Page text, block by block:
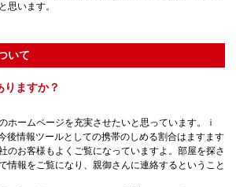
思います。
いて
りますか？
ホームページを充実させたいと思っています。ｉ
後情報ツールとしての携帯のしめる割合はますます
のお客様もよくご覧になっていますよ。部屋を探さ
情報をご覧になり、親御さんに連絡するということ